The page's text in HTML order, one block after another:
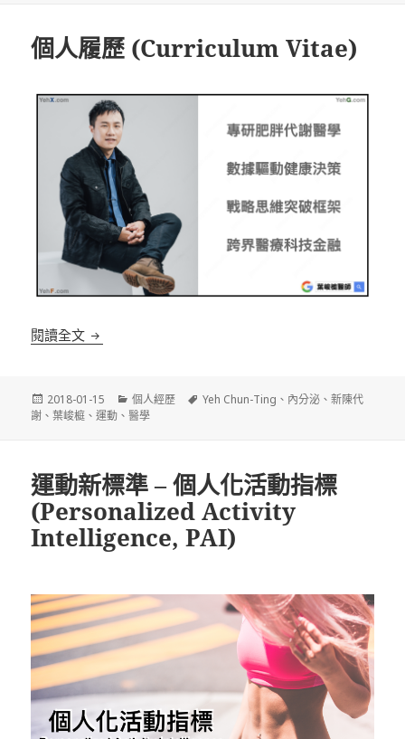
個人履歷 (Curriculum Vitae)
閱讀全文 個人履歷 (Curriculum Vitae)
發
佈
2018-01-15
分
類
個人經歷
標
Yeh Chun-Ting 、 內分泌 、新陳代
謝 、葉峻榳 、運動 、醫學
運動新標準 – 個人化活動指標
(Personalized Activity
Intelligence, PAI)